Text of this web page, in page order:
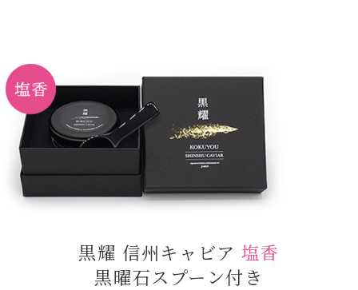
黒耀 信州キャビア塩香
黒曜石スプーン付き